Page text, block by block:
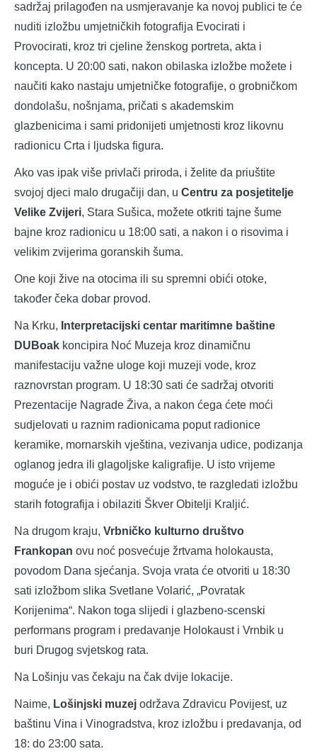
sadržaj prilagođen na usmjeravanje ka novoj publici te će
nuditi izložbu umjetničkih fotografija Evocirati i
Provocirati, kroz tri cjeline ženskog portreta, akta i
koncepta. U 20:00 sati, nakon obilaska izložbe možete i
naučiti kako nastaju umjetničke fotografije, o grobničkom
dondolašu, nošnjama, pričati s akademskim
glazbenicima i sami pridonijeti umjetnosti kroz likovnu
radionicu Crta i ljudska figura.
Ako vas ipak više privlači priroda, i želite da priuštite
svojoj djeci malo drugačiji dan, u Centru za posjetitelje
Velike Zvijeri, Stara Sušica, možete otkriti tajne šume
bajne kroz radionicu u 18:00 sati, a nakon i o risovima i
velikim zvijerima goranskih šuma.
One koji žive na otocima ili su spremni obići otoke,
također čeka dobar provod.
Na Krku, Interpretacijski centar maritimne baštine
DUBoak koncipira Noć Muzeja kroz dinamičnu
manifestaciju važne uloge koji muzeji vode, kroz
raznovrstan program. U 18:30 sati će sadržaj otvoriti
Prezentacije Nagrade Živa, a nakon ćega ćete moći
sudjelovati u raznim radionicama poput radionice
keramike, mornarskih vještina, vezivanja udice, podizanja
oglanog jedra ili glagoljske kaligrafije. U isto vrijeme
moguće je i obići postav uz vodstvo, te razgledati izložbu
starih fotografija i obilaziti Škver Obitelji Kraljić.
Na drugom kraju, Vrbničko kulturno društvo
Frankopan ovu noć posvećuje žrtvama holokausta,
povodom Dana sjećanja. Svoja vrata će otvoriti u 18:30
sati izložbom slika Svetlane Volarić, „Povratak
Korijenima“. Nakon toga slijedi i glazbeno-scenski
performans program i predavanje Holokaust i Vrnbik u
buri Drugog svjetskog rata.
Na Lošinju vas čekaju na čak dvije lokacije.
Naime, Lošinjski muzej održava Zdravicu Povijest, uz
baštinu Vina i Vinogradstva, kroz izložbu i predavanja, od
18: do 23:00 sata.